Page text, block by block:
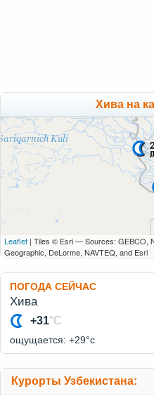
Хива на
Leaflet | Tiles © Esri — Sources: GEBCO,
Geographic, DeLorme, NAVTEQ, and Esri
ПОГОДА СЕЙЧАС
Хива
+31°C
ощущается: +29°c
Курорты Узбекистана: